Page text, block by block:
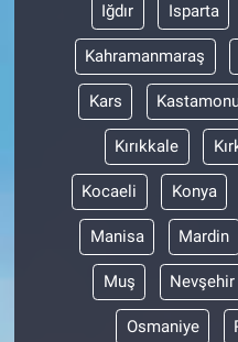
Iğdır Isparta
Kahramanmaraş
Kars
Kırıkkale
Kocaeli Konya
Manisa Mardin
Muş Nevşehir
Osmaniye